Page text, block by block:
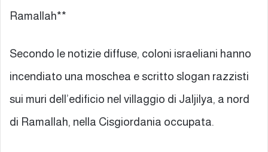
Ramallah**
Secondo le notizie diffuse, coloni israeliani hanno
incendiato una moschea e scritto slogan razzisti
sui muri dell’edificio nel villaggio di Jaljilya, a nord
di Ramallah, nella Cisgiordania occupata.